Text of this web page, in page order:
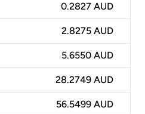
0.2827 AUD
2.8275 AUD
5.6550 AUD
28.2749 AUD
56.5499 AUD